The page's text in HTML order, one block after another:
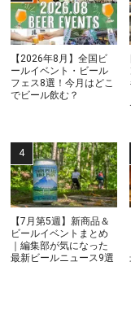
【2026年8月】全国ビ
ールイベント・ビール
フェス8選！今月はどこ
でビール飲む？
【7月第5週】新商品＆
ビールイベントまとめ
｜編集部が気になった
最新ビールニュース9選